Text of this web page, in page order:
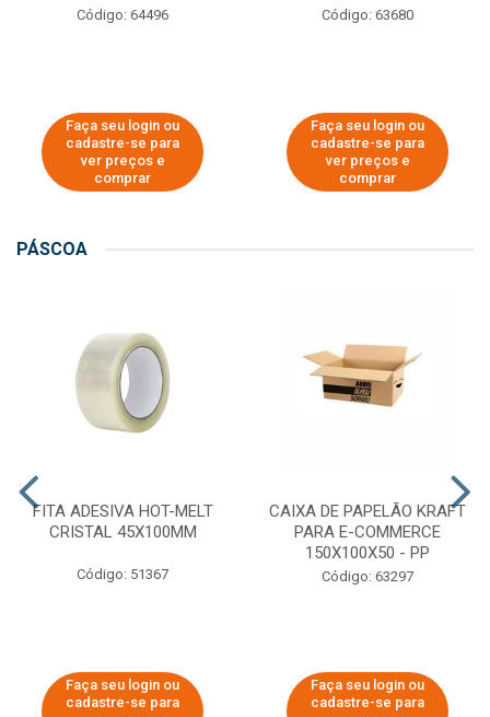
Código: 64496
Faça seu login ou
cadastre-se para
ver preços e
comprar
Código: 63680
Faça seu login ou
cadastre-se para
ver preços e
comprar
PÁSCOA
FITA ADESIVA HOT-MELT
CRISTAL 45X100MM
Código: 51367
Faça seu login ou
cadastre-se para
CAIXA DE PAPELÃO KRAFT
PARA E-COMMERCE
150X100X50 - PP
Código: 63297
Faça seu login ou
cadastre-se para